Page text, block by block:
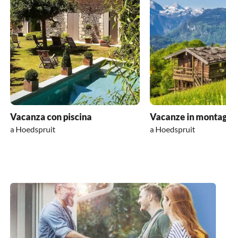
Vacanza con piscina
a Hoedspruit
Vacanze in
a Hoedspruit